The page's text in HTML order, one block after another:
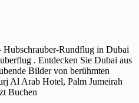
Rundflug in Dubai
. Entdecken Sie Dubai aus
Bilder von berühmten
Al Arab Hotel, Palm Jumeirah
Buchen